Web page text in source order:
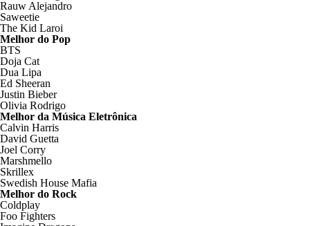
Rauw Alejandro
Saweetie
The Kid Laroi
Melhor do Pop
BTS
Doja Cat
Dua Lipa
Ed Sheeran
Justin Bieber
Olivia Rodrigo
Melhor da Música Eletrônica
Calvin Harris
David Guetta
Joel Corry
Marshmello
Skrillex
Swedish House Mafia
Melhor do Rock
Coldplay
Foo Fighters